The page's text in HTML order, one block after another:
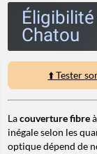
Chatou
⬆️ Tester
Lacouverture fibre
inégale selon les
optique dépend de